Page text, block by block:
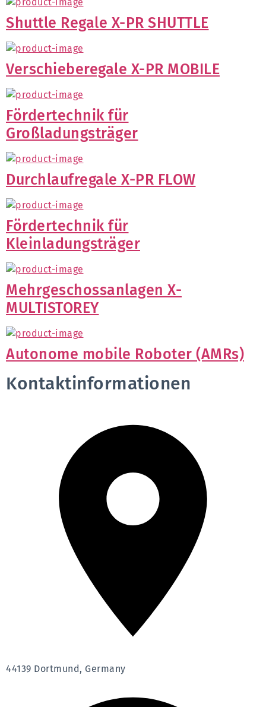
Shuttle Regale X-PR SHUTTLE
Verschieberegale X-PR MOBILE
Fördertechnik für
Großladungsträger
Durchlaufregale X-PR FLOW
Fördertechnik für
Kleinladungsträger
Mehrgeschossanlagen X-
MULTISTOREY
Autonome mobile Roboter (AMRs)
Kontaktinformationen
44139 Dortmund, Germany